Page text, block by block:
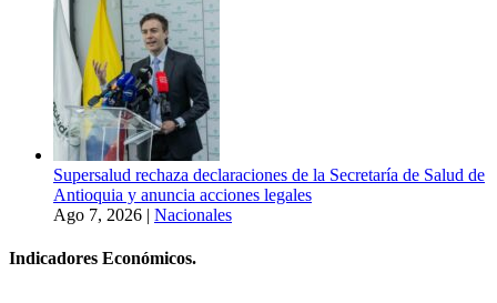
Supersalud rechaza declaraciones de la Secretaría de Salud de
Antioquia y anuncia acciones legales
Ago 7, 2026 | Nacionales
Indicadores Económicos.